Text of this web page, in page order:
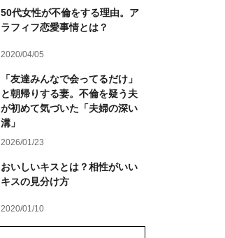
50代女性が不倫をする理由。ア
ラフィフ恋愛事情とは？
2020/04/05
「友達みんなで会ってるだけ」
と朝帰りする妻。不倫を疑う夫
が初めて気づいた「夫婦の深い
溝」
2026/01/23
おいしいキスとは？相性がいい
キスの見分け方
2020/01/10